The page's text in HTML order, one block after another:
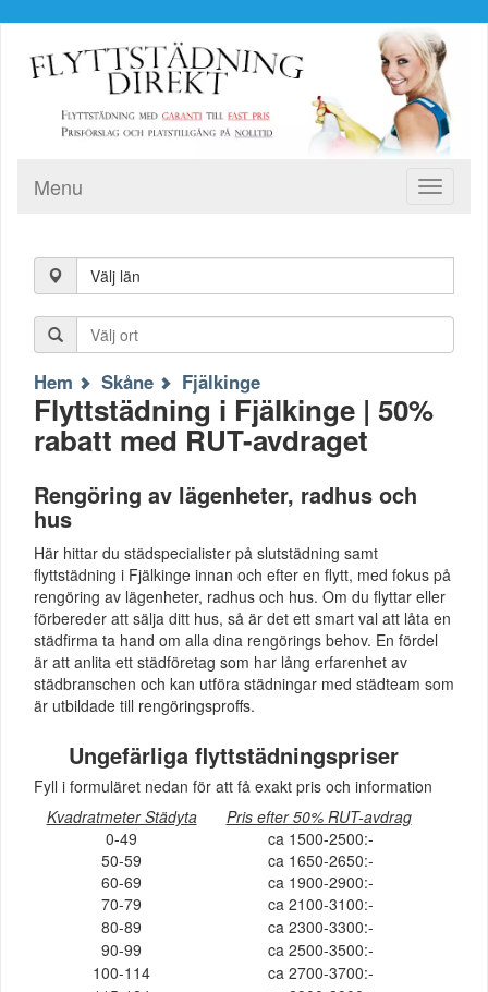
Toggle
Menu
Välj län
Hem Skåne Fjälkinge
Flyttstädning i Fjälkinge | 50%
rabatt med RUT-avdraget
Rengöring av lägenheter, radhus och
hus
Här hittar du städspecialister på slutstädning samt
flyttstädning i Fjälkinge innan och efter en flytt, med fokus på
rengöring av lägenheter, radhus och hus. Om du flyttar eller
förbereder att sälja ditt hus, så är det ett smart val att låta en
städfirma ta hand om alla dina rengörings behov. En fördel
är att anlita ett städföretag som har lång erfarenhet av
städbranschen och kan utföra städningar med städteam som
är utbildade till rengöringsproffs.
Ungefärliga flyttstädningspriser
Fyll i formuläret nedan för att få exakt pris och information
Kvadratmeter Städyta
Pris efter 50% RUT-avdrag
0-49
ca 1500-2500:-
50-59
ca 1650-2650:-
60-69
ca 1900-2900:-
70-79
ca 2100-3100:-
80-89
ca 2300-3300:-
90-99
ca 2500-3500:-
100-114
ca 2700-3700:-